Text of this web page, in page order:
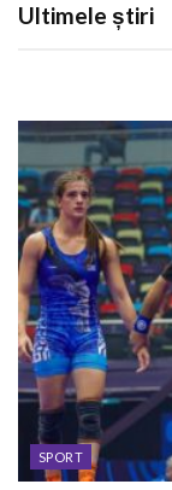
Ultimele știri
SPORT